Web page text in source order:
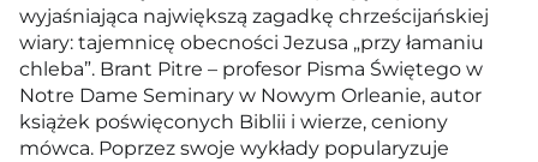
wyjaśniająca największą zagadkę chrześcijańskiej
wiary: tajemnicę obecności Jezusa „przy łamaniu
chleba”. Brant Pitre – profesor Pisma Świętego w
Notre Dame Seminary w Nowym Orleanie, autor
książek poświęconych Biblii i wierze, ceniony
mówca. Poprzez swoje wykłady popularyzuje